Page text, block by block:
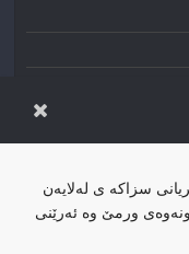
سزاکە ی لەلایەن
ورمێ وە ئەرێنی